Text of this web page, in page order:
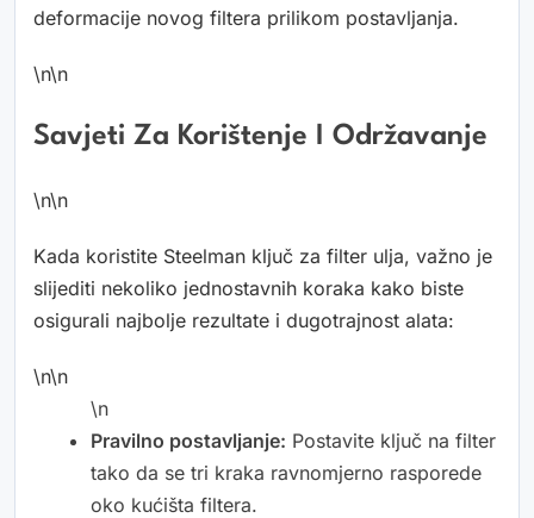
deformacije novog filtera prilikom postavljanja.
\n\n
Savjeti Za Korištenje I Održavanje
\n\n
Kada koristite Steelman ključ za filter ulja, važno je
slijediti nekoliko jednostavnih koraka kako biste
osigurali najbolje rezultate i dugotrajnost alata:
\n\n
\n
Pravilno postavljanje: Postavite ključ na filter
tako da se tri kraka ravnomjerno rasporede
oko kućišta filtera.